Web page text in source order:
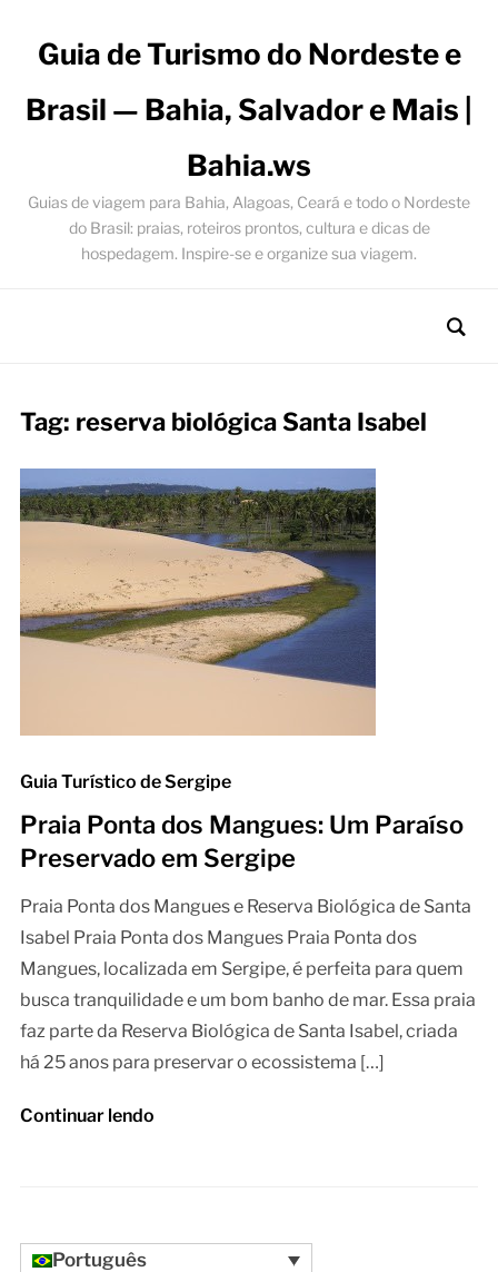
Guia de Turismo do Nordeste e
Brasil — Bahia, Salvador e Mais |
Bahia.ws
Guias de viagem para Bahia, Alagoas, Ceará e todo o Nordeste
do Brasil: praias, roteiros prontos, cultura e dicas de
hospedagem. Inspire-se e organize sua viagem.
Tag: reserva biológica Santa Isabel
Guia Turístico de Sergipe
Praia Ponta dos Mangues: Um Paraíso
Preservado em Sergipe
Praia Ponta dos Mangues e Reserva Biológica de Santa
Isabel Praia Ponta dos Mangues Praia Ponta dos
Mangues, localizada em Sergipe, é perfeita para quem
busca tranquilidade e um bom banho de mar. Essa praia
faz parte da Reserva Biológica de Santa Isabel, criada
há 25 anos para preservar o ecossistema […]
Continuar lendo
Português